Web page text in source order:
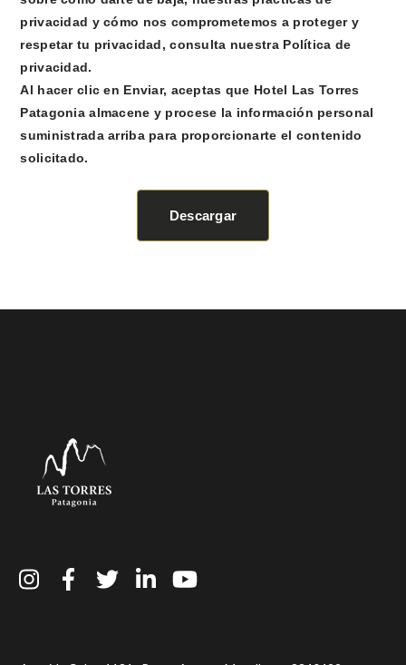
privacidad y cómo nos comprometemos a proteger y
respetar tu privacidad, consulta nuestra Política de
privacidad.
Al hacer clic en Enviar, aceptas que Hotel Las Torres
Patagonia almacene y procese la información personal
suministrada arriba para proporcionarte el contenido
solicitado.